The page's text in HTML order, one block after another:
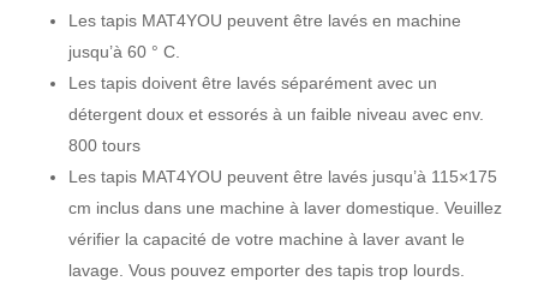
Les tapis MAT4YOU peuvent être lavés en machine
jusqu’à 60 ° C.
Les tapis doivent être lavés séparément avec un
détergent doux et essorés à un faible niveau avec env.
800 tours
Les tapis MAT4YOU peuvent être lavés jusqu’à 115×175
cm inclus dans une machine à laver domestique. Veuillez
vérifier la capacité de votre machine à laver avant le
lavage. Vous pouvez emporter des tapis trop lourds.